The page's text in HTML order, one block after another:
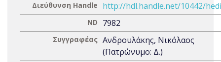
Διεύθυνση Handle http://hdl.handle.net/10442/
ND 7982
Συγγραφέας Ανδρουλάκης, Νικόλαος
(Πατρώνυμο: Δ.)